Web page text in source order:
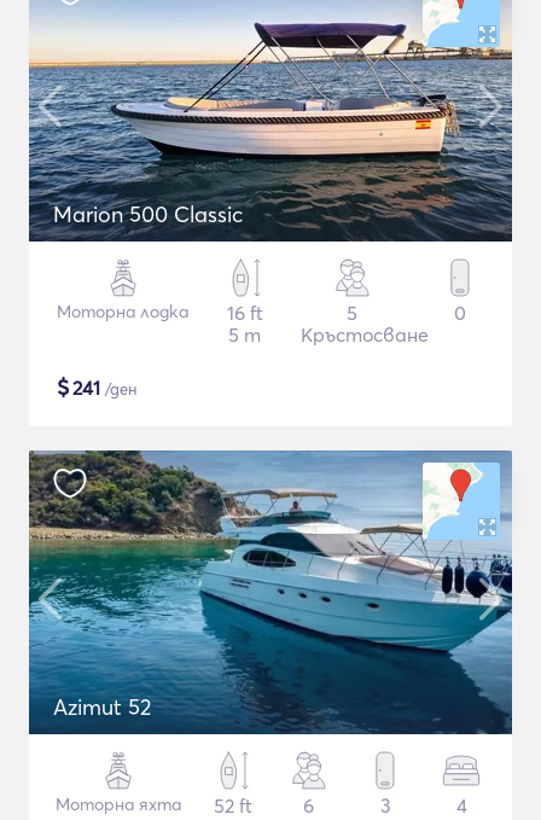
Marion 500 Classic
Моторна лодка
16 ft
5 m
5
Кръстосване
0
$241 /ден
Azimut 52
Моторна яхта
52 ft
6 3 4